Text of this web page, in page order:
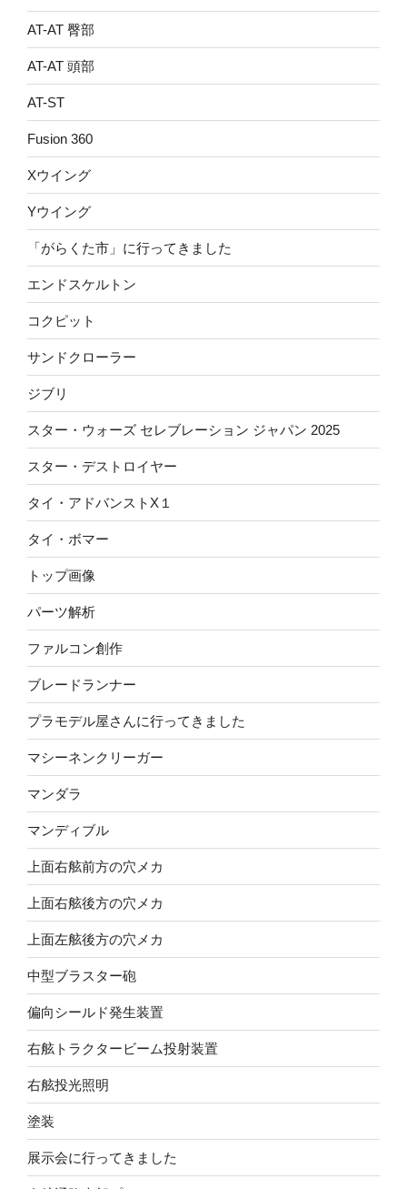
AT-AT 臀部
AT-AT 頭部
AT-ST
Fusion 360
Xウイング
Yウイング
「がらくた市」に行ってきました
エンドスケルトン
コクピット
サンドクローラー
ジブリ
スター・ウォーズ セレブレーション ジャパン 2025
スター・デストロイヤー
タイ・アドバンストX１
タイ・ボマー
トップ画像
パーツ解析
ファルコン創作
ブレードランナー
プラモデル屋さんに行ってきました
マシーネンクリーガー
マンダラ
マンディブル
上面右舷前方の穴メカ
上面右舷後方の穴メカ
上面左舷後方の穴メカ
中型ブラスター砲
偏向シールド発生装置
右舷トラクタービーム投射装置
右舷投光照明
塗装
展示会に行ってきました